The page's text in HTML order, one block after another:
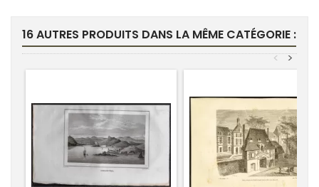
16 AUTRES PRODUITS DANS LA MÊME CATÉGORIE :
>
<